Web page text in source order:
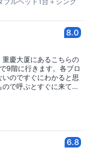
8.0
慶大厦にあるこちらの
9階に行きます。各ブロ
のですぐにわかると思
で呼ぶとすぐに来てく
た。 とても綺麗な部
クーラーはよく効きま
の部屋は小さいですが
を置いて行くので、朝
せんでした。また泊ま
でよかったです。 場所
代の高い香港ではとても
6.8